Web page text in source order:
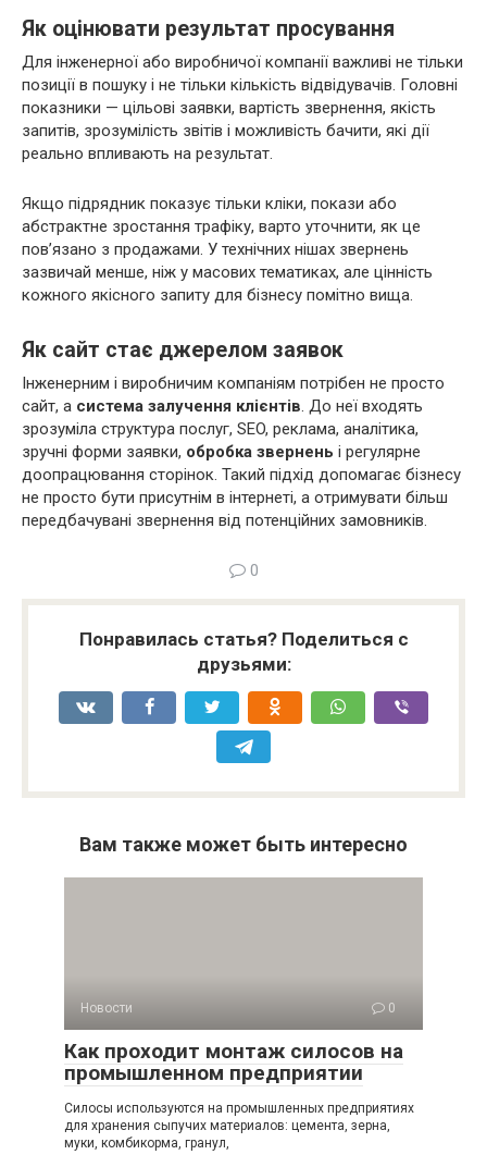
Як оцінювати результат просування
Для інженерної або виробничої компанії важливі не тільки
позиції в пошуку і не тільки кількість відвідувачів. Головні
показники — цільові заявки, вартість звернення, якість
запитів, зрозумілість звітів і можливість бачити, які дії
реально впливають на результат.
Якщо підрядник показує тільки кліки, покази або
абстрактне зростання трафіку, варто уточнити, як це
пов’язано з продажами. У технічних нішах звернень
зазвичай менше, ніж у масових тематиках, але цінність
кожного якісного запиту для бізнесу помітно вища.
Як сайт стає джерелом заявок
Інженерним і виробничим компаніям потрібен не просто
сайт, а система залучення клієнтів. До неї входять
зрозуміла структура послуг, SEO, реклама, аналітика,
зручні форми заявки, обробка звернень і регулярне
доопрацювання сторінок. Такий підхід допомагає бізнесу
не просто бути присутнім в інтернеті, а отримувати більш
передбачувані звернення від потенційних замовників.
0
Понравилась статья? Поделиться с
друзьями:
Вам также может быть интересно
Новости 0
Как проходит монтаж силосов на
промышленном предприятии
Силосы используются на промышленных предприятиях
для хранения сыпучих материалов: цемента, зерна,
муки, комбикорма, гранул,